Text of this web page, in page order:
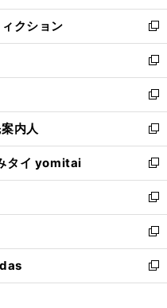
開
く
ウ
で
開
く
ン
ド
ウ
で
開
く
ウ
ィ
ン
ド
ウ
で
開
く
クション
新
し
い
ウ
ィ
ン
ド
ウ
で
開
く
新
し
い
ウ
ィ
ン
ド
ウ
で
開
く
新
し
い
ウ
ィ
ン
ド
ウ
で
開
く
内人
新
し
い
ウ
ィ
ン
ド
ウ
で
開
タイ yomitai
新
し
い
ウ
ィ
ン
ド
ウ
新
し
い
ウ
ィ
ン
新
し
い
ウ
新
し